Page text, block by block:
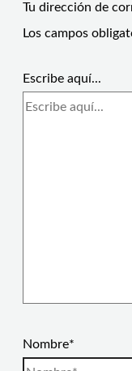
Tu dirección de
Los campos
Escribe aquí...
Nombre*